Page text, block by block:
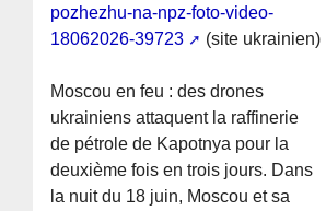
pozhezhu-na-npz-foto-video-
18062026-39723
(site ukrainien)
Moscou en feu : des drones
ukrainiens attaquent la raffinerie
de pétrole de Kapotnya pour la
deuxième fois en trois jours. Dans
la nuit du 18 juin, Moscou et sa